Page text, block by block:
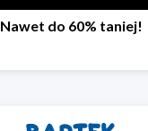
Nawet do 60% taniej!